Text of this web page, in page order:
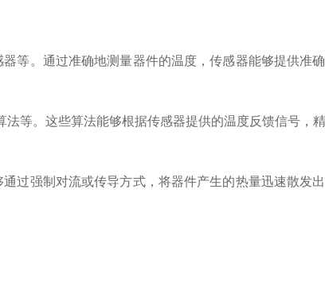
。通过准确地测量器件的温度，传感器能够提供准
等。这些算法能够根据传感器提供的温度反馈信号，
强制对流或传导方式，将器件产生的热量迅速散发